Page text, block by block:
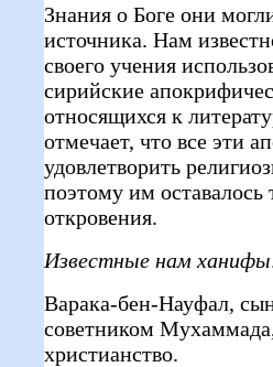
Знания о Боге они
источника. Нам
своего учения
сирийские
относящихся к
отмечает, что все эти
удовлетворить
поэтому им оставалось
откровения.
Известные нам
Варака-бен-Науфал,
советником
христианство.